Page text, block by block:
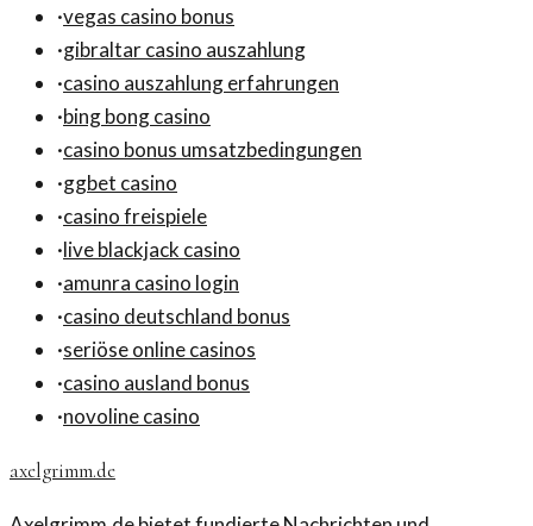
·vegas casino bonus
·gibraltar casino auszahlung
·casino auszahlung erfahrungen
·bing bong casino
·casino bonus umsatzbedingungen
·ggbet casino
·casino freispiele
·live blackjack casino
·amunra casino login
·casino deutschland bonus
·seriöse online casinos
·casino ausland bonus
·novoline casino
axelgrimm.de